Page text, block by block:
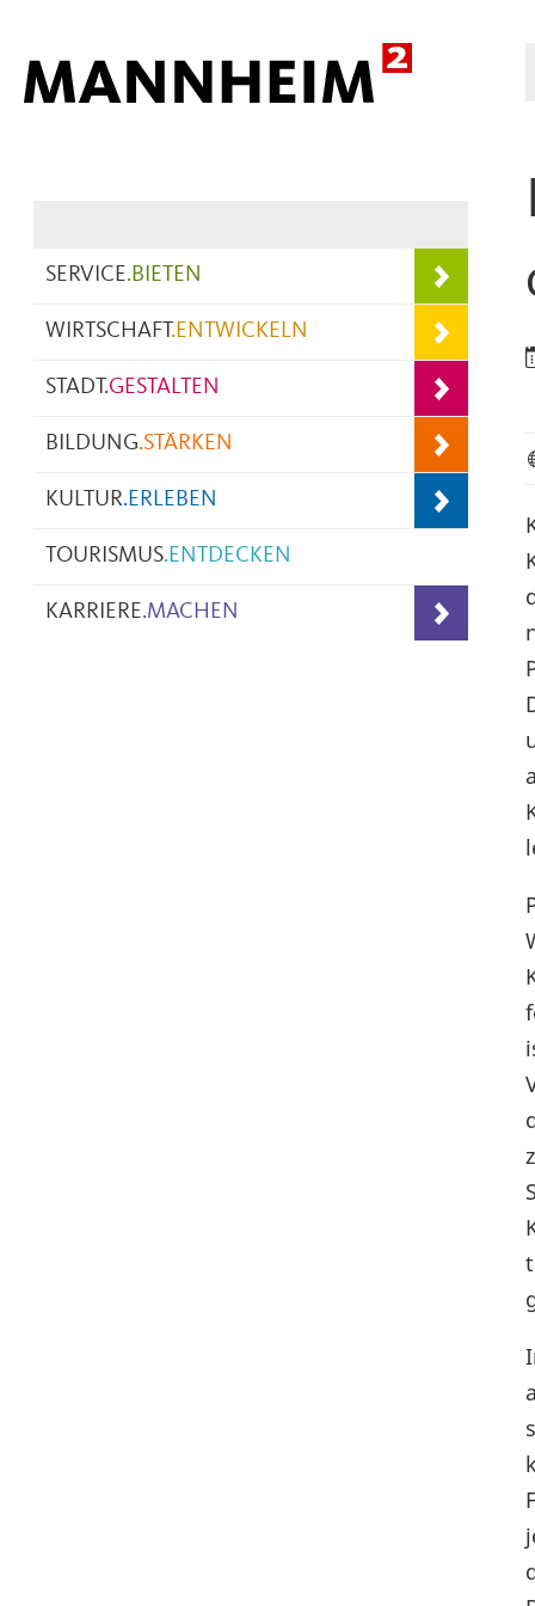
SERVICE.BIETEN
WIRTSCHAFT.ENTWICKELN
STADT.GESTALTEN
BILDUNG.STÄRKEN
KULTUR.ERLEBEN
TOURISMUS.ENTDECKEN
KARRIERE.MACHEN